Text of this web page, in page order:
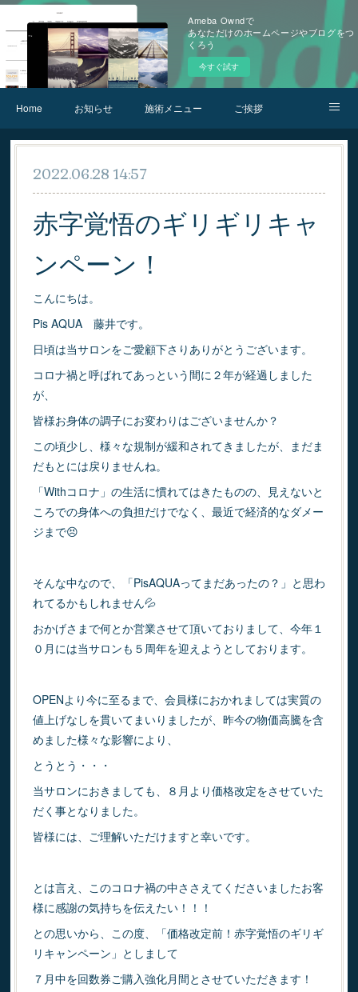
Ameba Owndで
あなただけのホームページやブログをつ
くろう
今すぐ試す
Home お知らせ 施術メニュー ご挨拶
お問合せ アクセス
2022.06.28 14:57
赤字覚悟のギリギリキャ
ンペーン！
こんにちは。
Pis AQUA 藤井です。
日頃は当サロンをご愛顧下さりありがとうございます。
コロナ禍と呼ばれてあっという間に２年が経過しました
が、
皆様お身体の調子にお変わりはございませんか？
この頃少し、様々な規制が緩和されてきましたが、まだま
だもとには戻りませんね。
「Withコロナ」の生活に慣れてはきたものの、見えないと
ころでの身体への負担だけでなく、最近で経済的なダメー
ジまで😣
そんな中なので、「PisAQUAってまだあったの？」と思わ
れてるかもしれません💦
おかげさまで何とか営業させて頂いておりまして、今年１
０月には当サロンも５周年を迎えようとしております。
OPENより今に至るまで、会員様におかれましては実質の
値上げなしを貫いてまいりましたが、昨今の物価高騰を含
めました様々な影響により、
とうとう・・・
当サロンにおきましても、８月より価格改定をさせていた
だく事となりました。
皆様には、ご理解いただけますと幸いです。
とは言え、このコロナ禍の中ささえてくださいましたお客
様に感謝の気持ちを伝えたい！！！
との思いから、この度、「価格改定前！赤字覚悟のギリギ
リキャンペーン」としまして
７月中を回数券ご購入強化月間とさせていただきます！